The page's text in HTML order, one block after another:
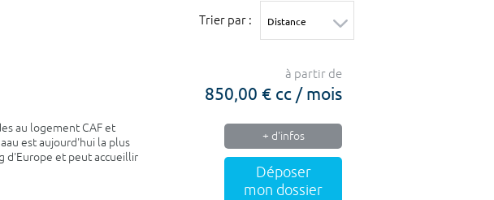
Trier par :
au logement CAF et
est aujourd'hui la plus
d'Europe et peut accueillir
à partir de
850,00 € cc / mois
+ d'infos
Déposer
mon dossier